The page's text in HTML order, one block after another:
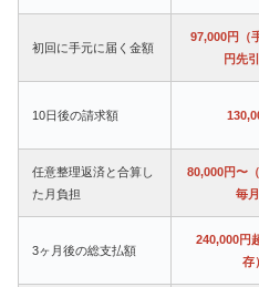
初回に手元に届く金額
97,000円（
円先
10日後の請求額
任意整理返済と合算し
た月負担
80,000円〜
毎月
3ヶ月後の総支払額
240,000円
存）